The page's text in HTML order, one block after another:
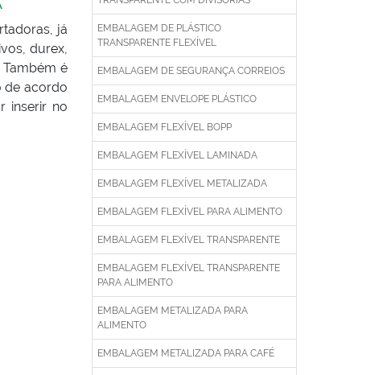
já
durex,
é
de acordo
inserir no
EMBALAGEM DE PLÁSTICO
TRANSPARENTE FLEXÍVEL
EMBALAGEM DE SEGURANÇA CORREIOS
EMBALAGEM ENVELOPE PLÁSTICO
EMBALAGEM FLEXÍVEL BOPP
EMBALAGEM FLEXÍVEL LAMINADA
EMBALAGEM FLEXÍVEL METALIZADA
EMBALAGEM FLEXÍVEL PARA ALIMENTO
EMBALAGEM FLEXÍVEL TRANSPARENTE
EMBALAGEM FLEXÍVEL TRANSPARENTE
PARA ALIMENTO
EMBALAGEM METALIZADA PARA
ALIMENTO
EMBALAGEM METALIZADA PARA CAFÉ